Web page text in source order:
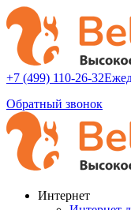
+7 (499) 110-26-32
Обратный звонок
Интернет